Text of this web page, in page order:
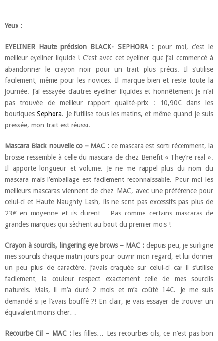
Yeux :
EYELINER Haute précision BLACK- SEPHORA : pour moi, c’est le
meilleur eyeliner liquide ! C’est avec cet eyeliner que j’ai commencé à
abandonner le crayon noir pour un trait plus précis. Il s’utilise
facilement, même pour les novices. Il marque bien et reste toute la
journée. J’ai essayée d’autres eyeliner liquides et honnêtement je n’ai
pas trouvée de meilleur rapport qualité-prix : 10,90€ dans les
boutiques Sephora. Je l’utilise tous les matins, et même quand je suis
pressée, mon trait est réussi.
Mascara Black nouvelle co – MAC :ce mascara est sorti récemment, la
brosse ressemble à celle du mascara de chez Benefit « They’re real ».
Il apporte longueur et volume. Je ne me rappel plus du nom du
mascara mais l’emballage est facilement reconnaissable. Pour moi les
meilleurs mascaras viennent de chez MAC, avec une préférence pour
celui-ci et Haute Naughty Lash, ils ne sont pas excessifs pas plus de
23€ en moyenne et ils durent… Pas comme certains mascaras de
grandes marques qui sèchent au bout du premier mois !
Crayon à sourcils, lingering eye brows – MAC : depuis peu, je surligne
mes sourcils chaque matin jours pour ouvrir mon regard, et lui donner
un peu plus de caractère. J’avais craquée sur celui-ci car il s’utilise
facilement, la couleur respect exactement celle de mes sourcils
naturels. Mais, il m’a duré 2 mois et m’a coûté 14€. Je me suis
demandé si je l’avais bouffé ?! En clair, je vais essayer de trouver un
équivalent moins cher…
Recourbe Cil – MAC :les filles… Les recourbes cils, ce n’est pas bon